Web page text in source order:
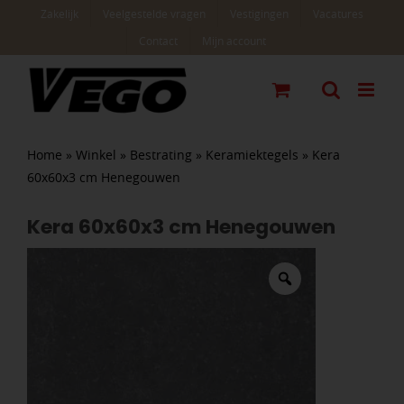
Home » Winkel » Bestrating » Keramiektegels » Kera
60x60x3 cm Henegouwen
Kera 60x60x3 cm Henegouwen